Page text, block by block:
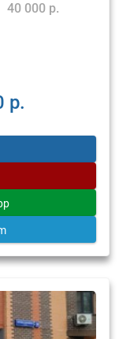
40 000 р.
р.